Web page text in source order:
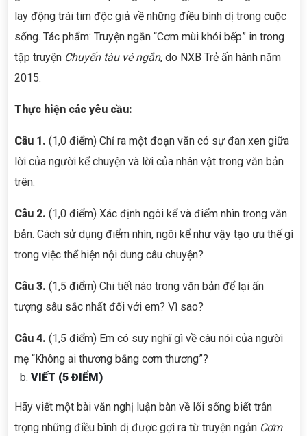
lay động trái tim độc giả về những điều bình dị trong cuộc
sống. Tác phẩm: Truyện ngắn “Cơm mùi khói bếp” in trong
tập truyện Chuyến tàu vé ngắn, do NXB Trẻ ấn hành năm
2015.
Thực hiện các yêu cầu:
Câu 1. (1,0 điểm) Chỉ ra một đoạn văn có sự đan xen giữa
lời của người kể chuyện và lời của nhân vật trong văn bản
trên.
Câu 2. (1,0 điểm) Xác định ngôi kể và điểm nhìn trong văn
bản. Cách sử dụng điểm nhìn, ngôi kể như vậy tạo ưu thế gì
trong việc thể hiện nội dung câu chuyện?
Câu 3. (1,5 điểm) Chi tiết nào trong văn bản để lại ấn
tượng sâu sắc nhất đối với em? Vì sao?
Câu 4. (1,5 điểm) Em có suy nghĩ gì về câu nói của người
mẹ “Không ai thương bằng cơm thương”?
VIẾT (5 ĐIỂM)
Hãy viết một bài văn nghị luận bàn về lối sống biết trân
trọng những điều bình dị được gợi ra từ truyện ngắn Cơm